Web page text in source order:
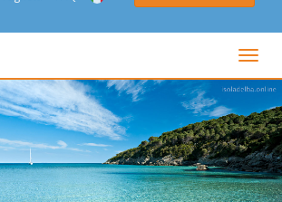
ENG
DEU
NED
FRA
Togli